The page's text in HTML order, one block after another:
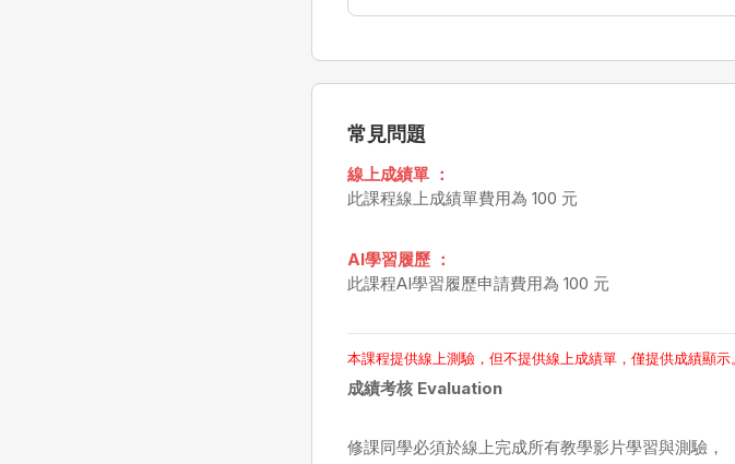
常見問題
線上成績單 ：
此課程線上成績單費用為 100 元
AI學習履歷 ：
此課程AI學習履歷申請費用為 100 元
本課程提供線上測驗，但不提供線上成績單，僅提供成績顯示
成績考核 Evaluation
修課同學必須於線上完成所有教學影片學習與測驗，